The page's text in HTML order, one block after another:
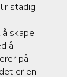
stadig
skape
å
på
er en